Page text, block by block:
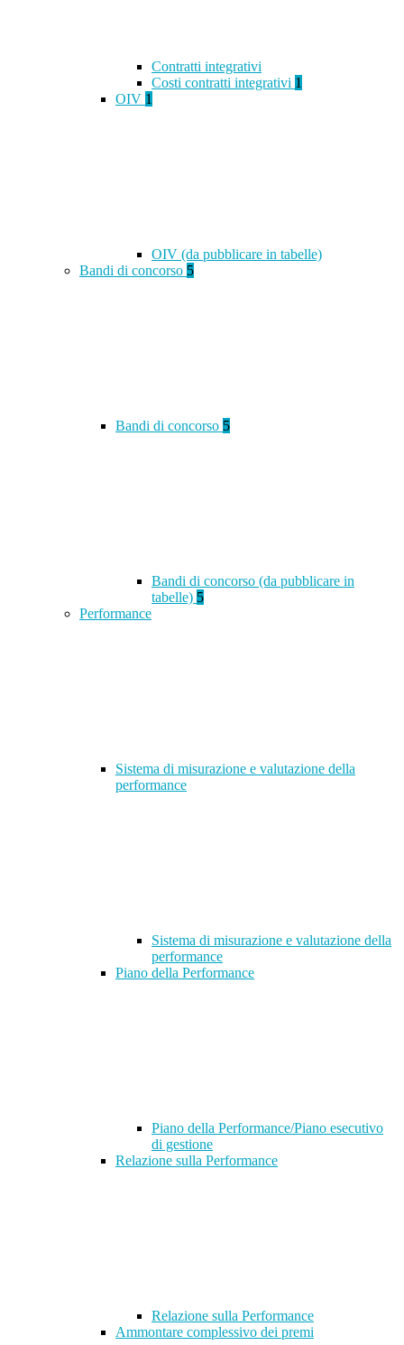
Contratti integrativi
Costi contratti integrativi 1
OIV 1
OIV (da pubblicare in tabelle)
Bandi di concorso 5
Bandi di concorso 5
Bandi di concorso (da pubblicare in
tabelle) 5
Performance
Sistema di misurazione e valutazione della
performance
Sistema di misurazione e valutazione della
performance
Piano della Performance
Piano della Performance/Piano esecutivo
di gestione
Relazione sulla Performance
Relazione sulla Performance
Ammontare complessivo dei premi